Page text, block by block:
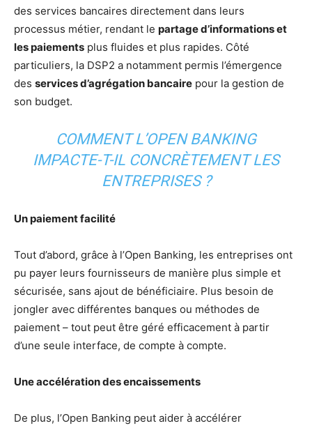
des services bancaires directement dans leurs
processus métier, rendant le partage d’informations et
les paiements plus fluides et plus rapides. Côté
particuliers, la DSP2 a notamment permis l’émergence
des services d’agrégation bancaire pour la gestion de
son budget.
COMMENT L’OPEN BANKING
IMPACTE-T-IL CONCRÈTEMENT LES
ENTREPRISES ?
Un paiement facilité
Tout d’abord, grâce à l’Open Banking, les entreprises ont
pu payer leurs fournisseurs de manière plus simple et
sécurisée, sans ajout de bénéficiaire. Plus besoin de
jongler avec différentes banques ou méthodes de
paiement – tout peut être géré efficacement à partir
d’une seule interface, de compte à compte.
Une accélération des encaissements
De plus, l’Open Banking peut aider à accélérer